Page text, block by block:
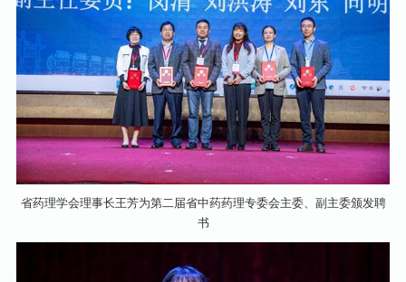
省药理学会理事长王芳为第二届省中药药理专委会主委、副主委颁发聘
书